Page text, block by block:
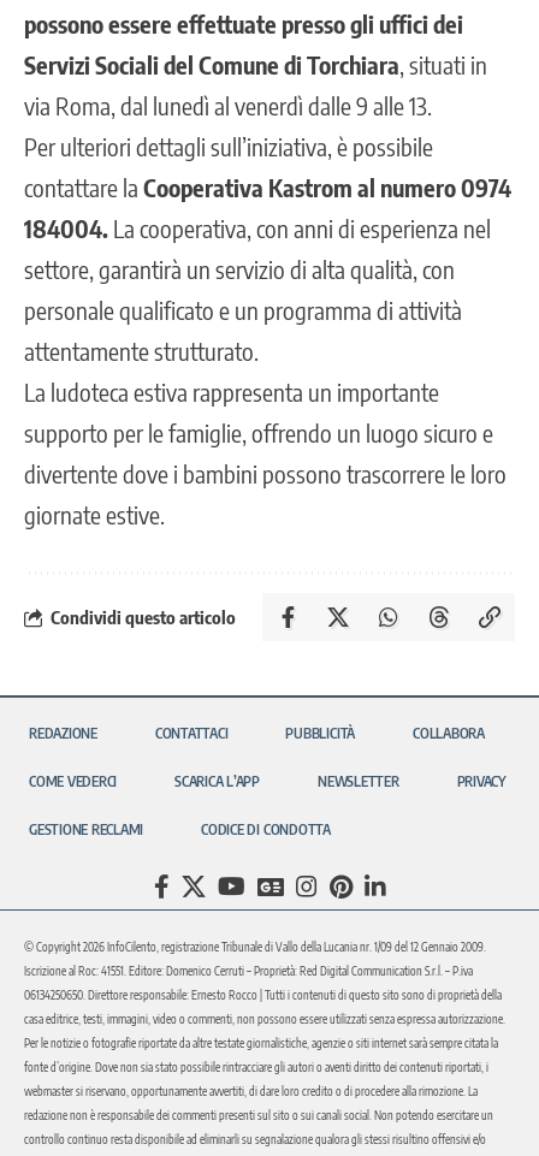
possono essere effettuate presso gli uffici dei
Servizi Sociali del Comune di Torchiara, situati in
via Roma, dal lunedì al venerdì dalle 9 alle 13.
Per ulteriori dettagli sull’iniziativa, è possibile
contattare la Cooperativa Kastrom al numero 0974
184004. La cooperativa, con anni di esperienza nel
settore, garantirà un servizio di alta qualità, con
personale qualificato e un programma di attività
attentamente strutturato.
La ludoteca estiva rappresenta un importante
supporto per le famiglie, offrendo un luogo sicuro e
divertente dove i bambini possono trascorrere le loro
giornate estive.
Condividi questo articolo
REDAZIONE CONTATTACI PUBBLICITÀ COLLABORA
COME VEDERCI SCARICA L’APP NEWSLETTER PRIVACY
GESTIONE RECLAMI CODICE DI CONDOTTA
© Copyright 2026 InfoCilento, registrazione Tribunale di Vallo della Lucania nr. 1/09 del 12 Gennaio 2009.
Iscrizione al Roc: 41551. Editore: Domenico Cerruti – Proprietà: Red Digital Communication S.r.l. – P.iva
06134250650. Direttore responsabile: Ernesto Rocco | Tutti i contenuti di questo sito sono di proprietà della
casa editrice, testi, immagini, video o commenti, non possono essere utilizzati senza espressa autorizzazione.
Per le notizie o fotografie riportate da altre testate giornalistiche, agenzie o siti internet sarà sempre citata la
fonte d’origine. Dove non sia stato possibile rintracciare gli autori o aventi diritto dei contenuti riportati, i
webmaster si riservano, opportunamente avvertiti, di dare loro credito o di procedere alla rimozione. La
redazione non è responsabile dei commenti presenti sul sito o sui canali social. Non potendo esercitare un
controllo continuo resta disponibile ad eliminarli su segnalazione qualora gli stessi risultino offensivi e/o